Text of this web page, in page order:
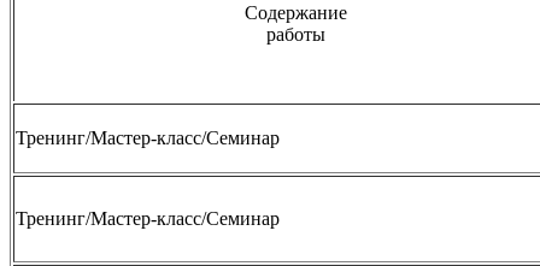
Содержание
работы
Тренинг/Мастер-класс/Семинар
Тренинг/Мастер-класс/Семинар